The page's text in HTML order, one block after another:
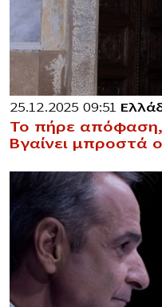
25.12.2025 09:51
Το πήρε απόφαση,
Βγαίνει μπροστά